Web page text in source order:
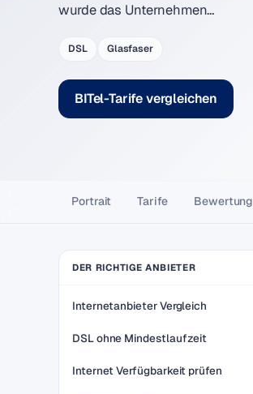
wurde das Unternehmen…
DSL Glasfaser
BITel-Tarife vergleichen
Portrait Tarife Bewertung
DER RICHTIGE ANBIETER
Internetanbieter Vergleich
DSL ohne Mindestlaufzeit
Internet Verfügbarkeit prüfen